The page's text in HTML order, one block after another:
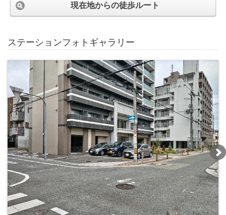
現在地からの徒歩ルート
ステーションフォトギャラリー